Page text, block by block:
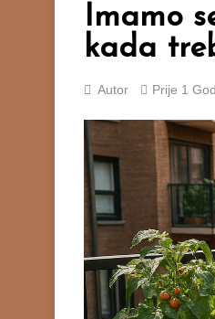
Imamo
kada
Autor Prije 1